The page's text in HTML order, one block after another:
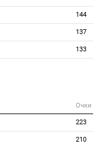
144
137
133
Очки
223
210